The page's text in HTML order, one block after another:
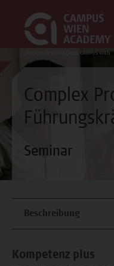
Complex
Seminar
Beschreibung
Kompetenz plus